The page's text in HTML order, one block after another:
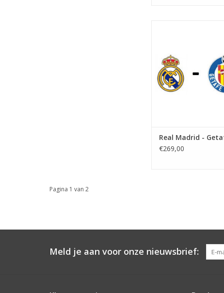
TOEVOEGEN AAN
Real Madrid -
€269,00
Pagina 1 van 2
Meld je aan voor onze nieuwsbrief: